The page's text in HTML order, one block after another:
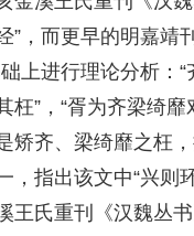
”，而更早的明嘉靖
上进行理论分析：
”，“胥为齐梁绮
矫齐、梁绮靡之枉
指出该文中“兴则
氏重刊《汉魏丛书